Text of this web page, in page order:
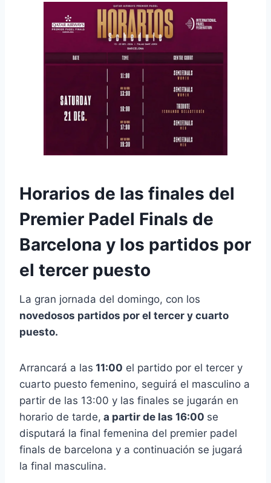
Horarios de las finales del
Premier Padel Finals de
Barcelona y los partidos por
el tercer puesto
La gran jornada del domingo, con los
novedosos partidos por el tercer y cuarto
puesto.
Arrancará a las 11:00 el partido por el tercer y
cuarto puesto femenino, seguirá el masculino a
partir de las 13:00 y las finales se jugarán en
horario de tarde, a partir de las 16:00 se
disputará la final femenina del premier padel
finals de barcelona y a continuación se jugará
la final masculina.